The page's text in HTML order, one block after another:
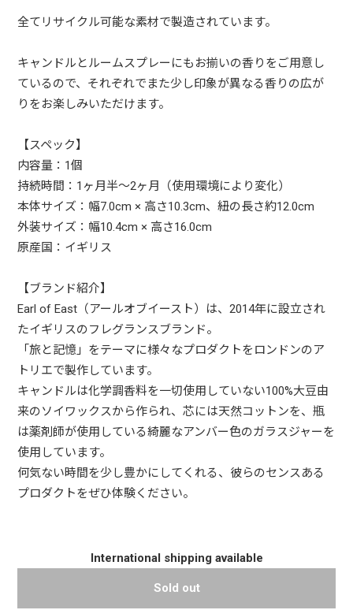
全てリサイクル可能な素材で製造されています。
キャンドルとルームスプレーにもお揃いの香りをご用意し
ているので、それぞれでまた少し印象が異なる香りの広が
りをお楽しみいただけます。
【スペック】
内容量：1個
持続時間：1ヶ月半〜2ヶ月（使用環境により変化）
本体サイズ：幅7.0cm × 高さ10.3cm、紐の長さ約12.0cm
外装サイズ：幅10.4cm × 高さ16.0cm
原産国：イギリス
【ブランド紹介】
Earl of East（アールオブイースト）は、2014年に設立され
たイギリスのフレグランスブランド。
「旅と記憶」をテーマに様々なプロダクトをロンドンのア
トリエで製作しています。
キャンドルは化学調香料を一切使用していない100%大豆由
来のソイワックスから作られ、芯には天然コットンを、瓶
は薬剤師が使用している綺麗なアンバー色のガラスジャーを
使用しています。
何気ない時間を少し豊かにしてくれる、彼らのセンスある
プロダクトをぜひ体験ください。
International shipping available
Sold out